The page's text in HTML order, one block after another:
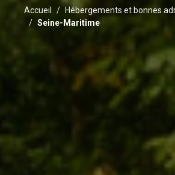
Accueil
Hébergements et bonnes
Seine-Maritime